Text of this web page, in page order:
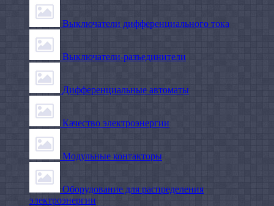
Выключатели дифференциального тока
Выключатели-разъединители
Дифференциальные автоматы
Качество электроэнергии
Модульные контакторы
Оборудование для распределения
электроэнергии